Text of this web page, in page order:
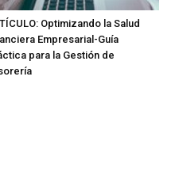
Optimizando la Salud
Empresarial-Guía
para la Gestión de